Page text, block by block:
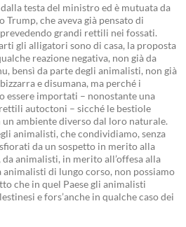
dalla testa del ministro ed è mutuata da
che aveva già pensato di
prevedendo grandi rettili nei fossati.
gli alligatori sono di casa, la proposta
reazione negativa, non già da
bensì da parte degli animalisti, non già
e disumana, ma perché i
essere importati – nonostante una
autoctoni – sicché le bestiole
ambiente diverso dal loro naturale.
animalisti, che condividiamo, senza
da un sospetto in merito alla
animalisti, in merito all’offesa alla
di lungo corso, non possiamo
che in quel Paese gli animalisti
e fors’anche in qualche caso dei